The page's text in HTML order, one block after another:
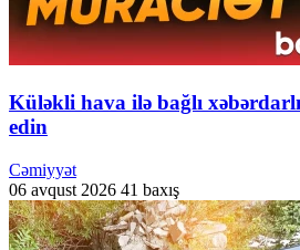
Küləkli hava ilə bağlı
edin
Cəmiyyət
06 avqust 2026 41 baxış